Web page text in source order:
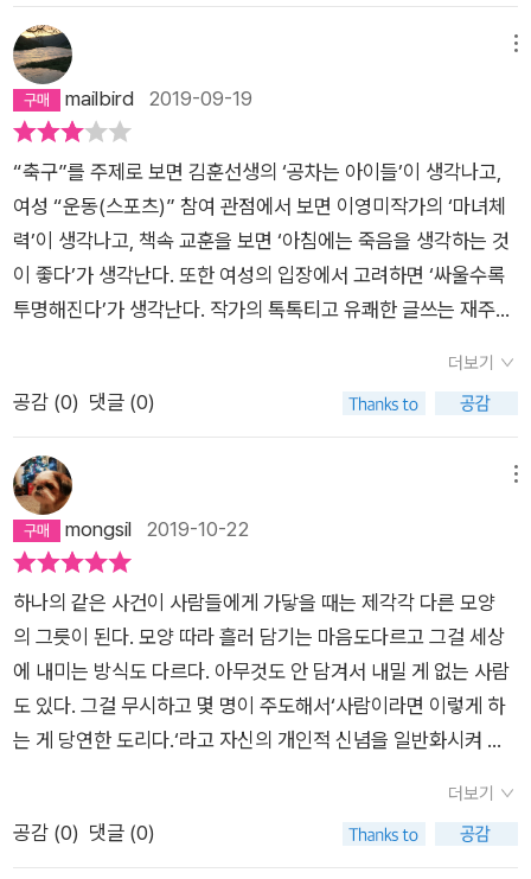
도 남성의 전유물로 여겨지는 다른 많은 분야들에서 끊임없이인
식의 구획에 틈을 내고 틈을 넓히는 많은 사람들과 마침내 아무
구획도 없는 넓은 광장에서 만나는 그 날을 조금이라도 앞당길 수
있지 않을까.‘초개인주의자’인 나로서는상상할 수 없었던 일이지
만, 그렇다 인간은 모일수록 좋은 것 같다. 적어도축구공 앞에서,
특히 여자들은. 무엇보다 축구는 재미있으니까. 너무 재미있으니
까. 뭐가 됐든 재미있으면 일단 된 것 아닌가. 정말이지, 이거, 기
절한다.==================================
=======…이 책을 읽고 나서 여자 축구에 대한 관심이 급상승
으로 남자 축구뿐만 아니라 여자 축구에도 관심을 가져보려고
해… 나중에 기회가 되면 너희들과 여자프로축구를 한번 보러 가
도 좋고.. 공짜라잖아..^^ PS:책의 첫 문장 : “나이 먹으면서 취향
이 변하는 게 맞나 봐. 난 원래 운동하는 거 질색했는데.”책의 끝
문장 : 뭐가 됐든 재미있으면 일단 된 것 아닌가. 정말이지, 이거
기절한다.(8)그러다가 성인이 되어 우연찮게, 썩 탐탁지 않은 마
음으로, 룰도 제대로 모른 채 축구를 시작한 여자들이 있다. 그들
은 숨이 턱에 찰 때까지 넓은 피치 위를 뛰어다니고, 공 다루는 섬
세한 기술들을 하나둘씩 익혀가고, 팀원들끼리 호흡을 맞춰 골대
를 향해 공을 착착 몰고 가는 재미에 푹 빠지며 ‘아, 사실 나는 운
동을 좋아하는구나’를 깨닫게 되었다고 한다. 운동에 대한 깊고
오랜 오해 하나가 풀렸을 뿐인데 그녀들에게 축구를 시작한 이후
의 시간들은 전과 다른 시간이 되었다.(34)이렇게 운동 효과 면
에서나 대외 이미지나 일상 활용성에서 모두 애매하디 애매한 운
긴 머리가 가리고 있던 건 단지 얼굴, 단지 그냥 얼굴뿐이었다는
슬픈 사실을 곧 마주하게 된다.) 머리 감고 빗는 시간이 줄어 편할
것 같고,(하지만 바쁜 출근 시간에 그놈의 뻗친 머리 펴느라 한참
을 낑낑대고 나면 긴 머리보다 훨씬 손이 많이 간다는 사실 또
한 마주하게 된다.) 잘려 나간 머리카락 무게만큼 마음도 홀가분
해질 것 같고,(반짝 그런 효과가 있지만 앞의 사실들을 마주하면
서 점점 무거워진다.) 등등, 어쩐지 삶 구석구석에 작게 뭉쳐 가끔
씩 성가신 통증을 유발하는 근육들을 단발이 산뜻하게 풀어 줄 것
만 같은 순간이 어김없이 찾아왔다. 하프라인은 고사하고 저 멀리
불안하게 매달려 있던 목젖이 배 속 밑바닥으로 뚝 떨어지며 어딘
가 움푹 파이는 기분이 들곤 했다. 선수들의 전진 패스에 따라 공
이 (<슬램덩크> 시절 또 하나의 고전인 영화 <여고괴담>의 귀
신 점프 컷처럼) 순식간에 턱, 턱, 턱 크게 다가올 때면 골문 따위
버리고 도망가고 싶어 반대쪽으로 몸이 움찔움찔하다가도, 골 먹
히는 건 또 싫어서 다시 공이 날아오는 쪽으로 움찔움찔 움직인
다. 그렇게 공이 날아올 때마다 진저리를 치며 자아가 분열하기
바빴다. 이런 형국이다 보니 첫 번째 게임에서 딱 네 번의 슈팅을
받았을 뿐인데도 슈팅 하나에 10년씩 늙은 것 같았다. 아닌 게 아
니라 경기가 끝나갈 즈음 나의 상태는 노년기에 접어들었을때 보
일 법한 증상과 비슷했다. 에너지가 고갈되어 기력이 없었고, 축
구장 끄트머리에 가만히 서서 정중앙에서 치열한 한때를 보내고
있는 펄펄 뛰는 사람들을 바라보고 있었으며, 현명한 노인들이 세
상을 조망할 때 으레 그렇듯이 선수 각각의 움직임과 전개 방식이
나도 모른다. 정보 값이 거의 0에 가까울 것이다. 그런 나인데도
『우아하고 호쾌한 여자 축구』를 읽는 내내 풋! 빵! 킥! 이 돌아가면
서 터져 나왔다. 진짜 오랜만이다. 의성어를 내면서 책을 읽은 건
말이다. 『우아하고 호쾌한 여자 축구』의 장점은 처음부터 끝까지
녀’이야기부터 말미의 스포츠 일체감까지. 지루할 틈 없이 소소한
유머로 글을 끌어간다. 개인적으로는 축구에 인생을 걸겠다는 대
단한 명분 없이 누구 따라서, 누구 땜빵으로, 누구 (헬스장) 캐스
팅으로 축구를 시작한 여자들의 이야기가 너무 좋았다. 그야말로
인간적이고 또 인간적이었기 때문이다. 내게도 저자에게도 낯선
촘촘한 인간관계와 끈끈한 정이 이야기를 드러내고 엮어 보여준
다. 이런 사연이야말로 우아하다. 나는 꽤 팍팍한 성정으로 매일
기 그지없다. 그런 험한 나날 가운데 몇 시간을 킬킬거릴 수 있다
니 낯설면서도 즐거웠다. 다만 이 몸의 운동지식이 제로인 게 좀
아쉬웠을 뿐. 물론 저자가 에피소드마다 축구 용어를 잘 풀어 설
명해 주었다지만 내 이해는 100퍼센트 상상일 뿐이다. 아무리 열
심히 상상해도 축구를 몸과 마음으로 즐겨온 사람들과의 경험치
에 댈 수 없다. 뜨거운 축구인에게 이 책은 또 어떤 즐거움일까.
어쨌든 대단하다. 운동신경 및 운동지식 제로의 내가 끝까지 긴장
을 늦추지 않고 읽어버리게 한 저자의 글 솜씨라니. 이 능청스러
움, 이게 바로 여자 축구인의 우아함이고 호쾌함이다. 언제나 여
이 들지는 않았지만 여자들이.... 40~50대의 여자들이 이렇게
단체로 땀을 흘리고 싸우고 수다를 떨며 축구를 한다는 것이 참
신기했고 누군가는 여자 축구팀 모집 공고를 찾아볼지도 모르겠
다는 생각을 했다.다들 정말 못말리겠다. 아마추어 여자축구가 있
는 세상의 곳곳에서 축구에 푹 빠진 여자들이 축구를 시작하고,
축구를 시작하게 끌어주고, 축구를 하다가 다치고, 힘겹게 재활하
고, 그래놓고 또 기어들어오고, 축구를 못해서 병이나고, 축구를
공부하다 못해 심판 시험준비를 시작하고, 축구를 좀 더 잘해보겠
다고 누가 시키지도 않는데 매일매일 연습한다- P247
mailbird 2019-09-19
“축구”를 주제로 보면 김훈선생의 ‘공차는 아이들’이 생각나고,
여성 “운동(스포츠)” 참여 관점에서 보면 이영미작가의 ‘마녀체
력’이 생각나고, 책속 교훈을 보면 ‘아침에는 죽음을 생각하는 것
이 좋다’가 생각난다. 또한 여성의 입장에서 고려하면 ‘싸울수록
투명해진다’가 생각난다. 작가의 톡톡티고 유쾌한 글쓰는 재주가
수록 텍스트의 깊이를 느낄 수 있는 ‘종이신문’의 칼럼 같은 글을
좋아할 수 밖에 없는 맨스플레인(?)의 특징이라면 어쩔 수 없이
오히려 팬시적 요소를 가미한 종이책으로 출간되었으면 어떨까
생각해본다.
더보기
공감 (0) 댓글 (0)
mongsil 2019-10-22
하나의 같은 사건이 사람들에게 가닿을 때는 제각각 다른 모양
의 그릇이 된다. 모양 따라 흘러 담기는 마음도다르고 그걸 세상
에 내미는 방식도 다르다. 아무것도 안 담겨서 내밀 게 없는 사람
도 있다. 그걸 무시하고 몇 명이 주도해서‘사람이라면 이렇게 하
는 게 당연한 도리다.‘라고 자신의 개인적 신념을 일반화시켜 타
의 그릇을 들이밀며 다른 그릇을 내미는 사람에게 윤리적 심판
을 하려 들거나 윤리적 가책을 짐 지우려는 거, 질색이다. 그냥 각
더보기
공감 (0) 댓글 (0)